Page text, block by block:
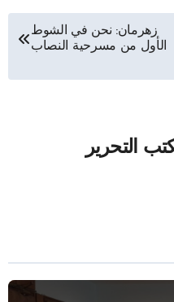
زهرمان: نحن في الشوط
الأول من مسرحية النصاب
التحرير